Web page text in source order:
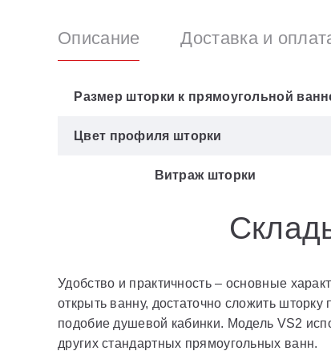
Описание Доставка и
Размер шторки к прямоугольной
Цвет профиля шторки
Витраж шторки
Удобство и практичность – основные
открыть ванну, достаточно сложить
подобие душевой кабинки. Модель VS2
других стандартных прямоугольных ванн.